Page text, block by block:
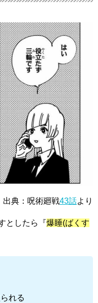
出典：呪術廻戦43話より
としたら『爆睡(ばくす
れる